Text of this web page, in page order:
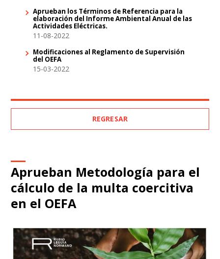
Aprueban los Términos de Referencia para la
elaboración del Informe Ambiental Anual de las
Actividades Eléctricas.
11-08-2022
Modificaciones al Reglamento de Supervisión
del OEFA
15-03-2022
REGRESAR
Aprueban Metodología para el
cálculo de la multa coercitiva
en el OEFA